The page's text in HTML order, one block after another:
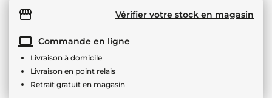
Vérifier votre stock en magasin
Commande en ligne
Livraison à domicile
Livraison en point relais
Retrait gratuit en magasin